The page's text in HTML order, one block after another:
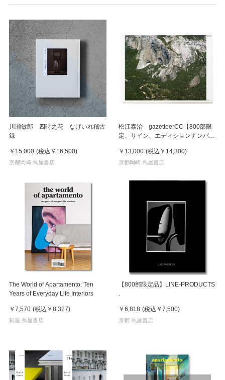
川瀬敏郎 四時之花 なげいれ稽古
録
￥15,000 (税込 ￥16,500)
京都岡崎 蔦屋書店
松江泰治 gazetteerCC【800部限
定、サイン、エディションナンバー
￥13,000 (税込 ￥14,300)
京都岡崎 蔦屋書店
The World of Apartamento: Ten
Years of Everyday Life Interiors
￥7,570 (税込 ￥8,327)
銀座 蔦屋書店
【800部限定品】LINE-PRODUCTS
.
￥6,818 (税込 ￥7,500)
京都 蔦屋書店